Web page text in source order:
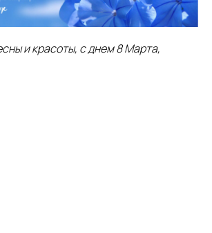
и красоты, с днем 8 Марта,